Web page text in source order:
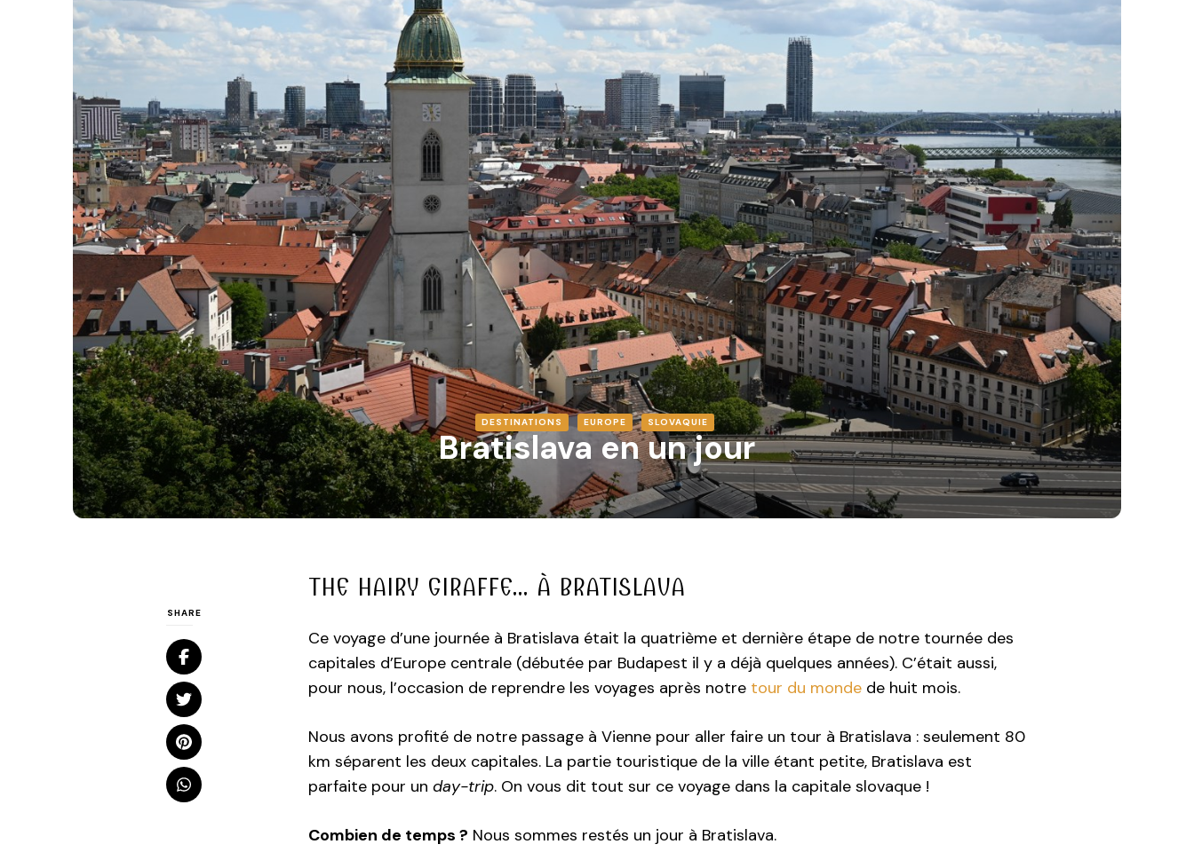
DESTINATIONS EUROPE SLOVAQUIE
Bratislava en un jour
SHARE
THE HAIRY GIRAFFE… À BRATISLAVA
Ce voyage d’une journée à Bratislava était la quatrième et dernière étape de notre tournée des
capitales d’Europe centrale (débutée par Budapest il y a déjà quelques années). C’était aussi,
pour nous, l’occasion de reprendre les voyages après notre tour du monde de huit mois.
Nous avons profité de notre passage à Vienne pour aller faire un tour à Bratislava : seulement 80
km séparent les deux capitales. La partie touristique de la ville étant petite, Bratislava est
parfaite pour un day-trip. On vous dit tout sur ce voyage dans la capitale slovaque !
Combien de temps ? Nous sommes restés un jour à Bratislava.